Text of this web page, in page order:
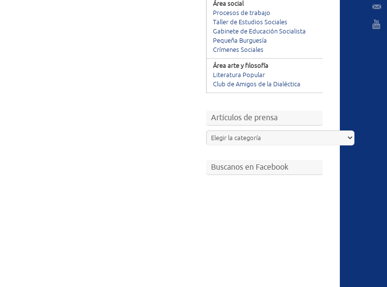
Área social
Procesos de trabajo
Taller de Estudios Sociales
Gabinete de Educación Socialista
Pequeña Burguesía
Crímenes Sociales
Área arte y filosofía
Literatura Popular
Club de Amigos de la Dialéctica
Artículos de prensa
Buscanos en Facebook